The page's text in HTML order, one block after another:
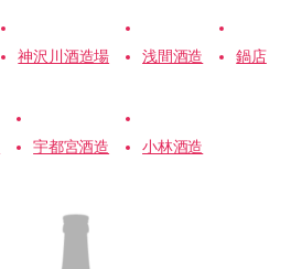
神沢川酒造場 浅間酒造 鍋店
宇都宮酒造 小林酒造